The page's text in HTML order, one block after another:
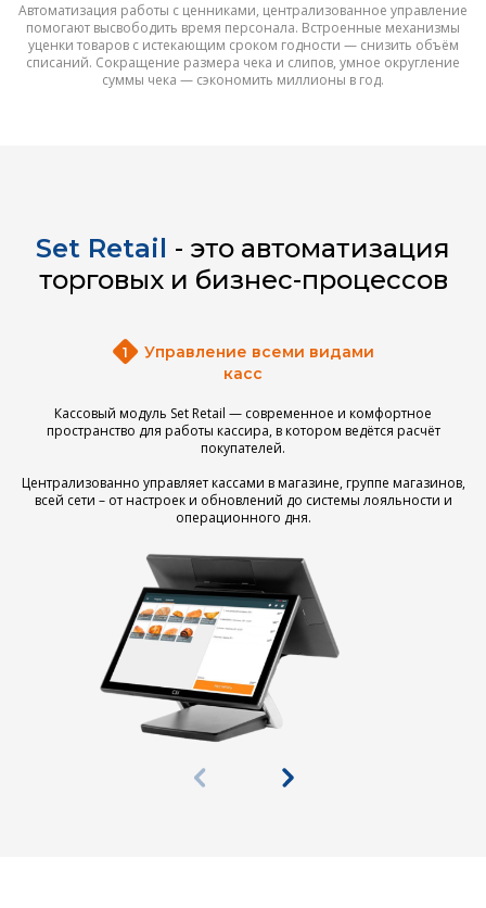
Автоматизация работы с ценниками, централизованное управление
помогают высвободить время персонала. Встроенные механизмы
уценки товаров с истекающим сроком годности — снизить объём
списаний. Сокращение размера чека и слипов, умное округление
суммы чека — сэкономить миллионы в год.
Set Retail - это автоматизация
торговых и бизнес-процессов
Управление всеми видами
касс
Кассовый модуль Set Retail — современное и комфортное
пространство для работы кассира, в котором ведётся расчёт
покупателей.
Централизованно управляет кассами в магазине, группе магазинов,
всей сети – от настроек и обновлений до системы лояльности и
операционного дня.